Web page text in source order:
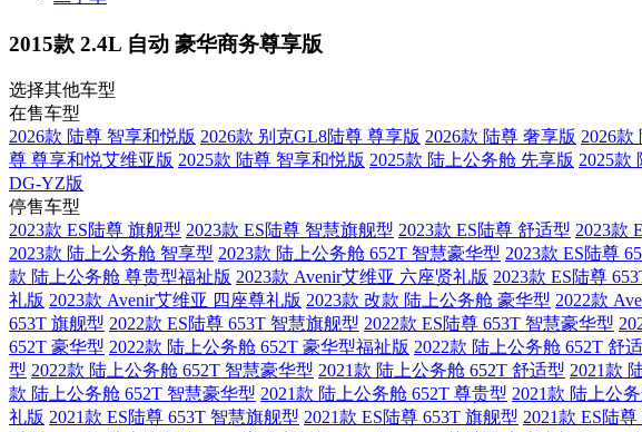
2015款 2.4L 自动 豪华商务尊享版
选择其他车型
在售车型
2026款 陆尊 智享和悦版 2026款 别克GL8陆尊 尊享版 2026款 陆尊 奢享版 2026款
尊 尊享和悦艾维亚版 2025款 陆尊 智享和悦版 2025款 陆上公务舱 先享版 2025款
DG-YZ版
停售车型
2023款 ES陆尊 旗舰型 2023款 ES陆尊 智慧旗舰型 2023款 ES陆尊 舒适型 2023款
2023款 陆上公务舱 智享型 2023款 陆上公务舱 652T 智慧豪华型 2023款 ES陆尊
款 陆上公务舱 尊贵型福祉版 2023款 Avenir艾维亚 六座贤礼版 2023款 ES陆尊
礼版 2023款 Avenir艾维亚 四座尊礼版 2023款 改款 陆上公务舱 豪华型 2022款
653T 旗舰型 2022款 ES陆尊 653T 智慧旗舰型 2022款 ES陆尊 653T 智慧豪华型
652T 豪华型 2022款 陆上公务舱 652T 豪华型福祉版 2022款 陆上公务舱 652T 舒
型 2022款 陆上公务舱 652T 智慧豪华型 2021款 陆上公务舱 652T 舒适型 2021款
款 陆上公务舱 652T 智慧豪华型 2021款 陆上公务舱 652T 尊贵型 2021款 陆上公
礼版 2021款 ES陆尊 653T 智慧旗舰型 2021款 ES陆尊 653T 旗舰型 2021款 ES陆